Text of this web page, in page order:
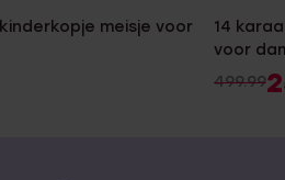
meisje voor
14
voor
499.99